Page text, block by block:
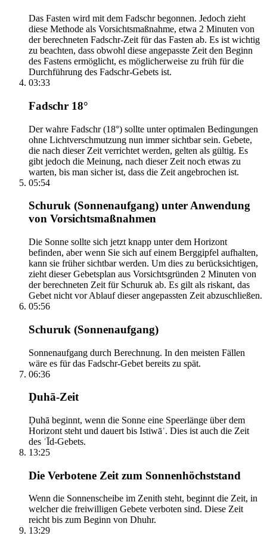
Das Fasten wird mit dem Fadschr begonnen. Jedoch zieht
diese Methode als Vorsichtsmaßnahme, etwa 2 Minuten von
der berechneten Fadschr-Zeit für das Fasten ab. Es ist wichtig
zu beachten, dass obwohl diese angepasste Zeit den Beginn
des Fastens ermöglicht, es möglicherweise zu früh für die
Durchführung des Fadschr-Gebets ist.
03:33
Fadschr 18°
Der wahre Fadschr (18°) sollte unter optimalen Bedingungen
ohne Lichtverschmutzung nun immer sichtbar sein. Gebete,
die nach dieser Zeit verrichtet werden, gelten als gültig. Es
gibt jedoch die Meinung, nach dieser Zeit noch etwas zu
warten, bis man sicher ist, dass die Zeit angebrochen ist.
05:54
Schuruk (Sonnenaufgang) unter Anwendung
von Vorsichtsmaßnahmen
Die Sonne sollte sich jetzt knapp unter dem Horizont
befinden, aber wenn Sie sich auf einem Berggipfel aufhalten,
kann sie früher sichtbar werden. Um dies zu berücksichtigen,
zieht dieser Gebetsplan aus Vorsichtsgründen 2 Minuten von
der berechneten Zeit für Schuruk ab. Es gilt als riskant, das
Gebet nicht vor Ablauf dieser angepassten Zeit abzuschließen.
05:56
Schuruk (Sonnenaufgang)
Sonnenaufgang durch Berechnung. In den meisten Fällen
wäre es für das Fadschr-Gebet bereits zu spät.
06:36
Ḍuhā-Zeit
Ḍuhā beginnt, wenn die Sonne eine Speerlänge über dem
Horizont steht und dauert bis Istiwāʾ. Dies ist auch die Zeit
des ʿĪd-Gebets.
13:25
Die Verbotene Zeit zum Sonnenhöchststand
Wenn die Sonnenscheibe im Zenith steht, beginnt die Zeit, in
welcher die freiwilligen Gebete verboten sind. Diese Zeit
reicht bis zum Beginn von Dhuhr.
13:29